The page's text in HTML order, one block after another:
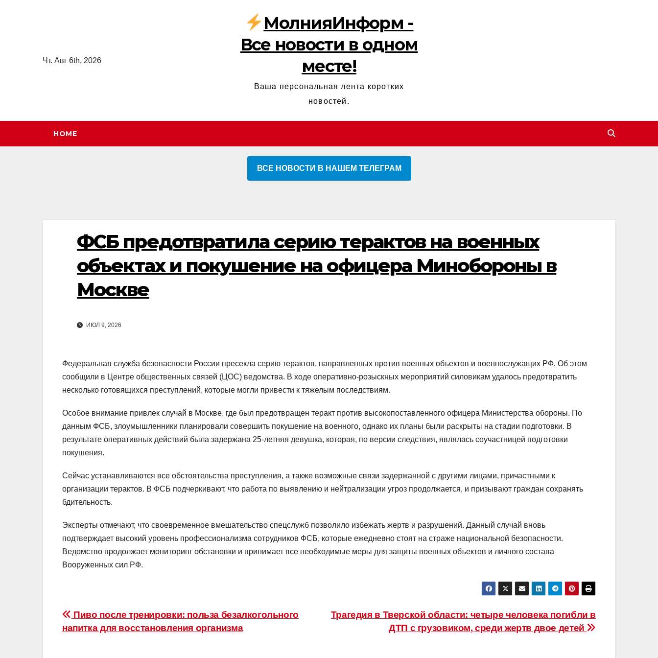
Чт. Авг 6th, 2026
МолнияИнформ -
Все новости в одном
месте!
Ваша персональная лента коротких
новостей.
HOME
ВСЕ НОВОСТИ В НАШЕМ ТЕЛЕГРАМ
ФСБ предотвратила серию терактов на военных
объектах и покушение на офицера Минобороны в
Москве
ИЮЛ 9, 2026
Федеральная служба безопасности России пресекла серию терактов, направленных против военных объектов и военнослужащих РФ. Об этом
сообщили в Центре общественных связей (ЦОС) ведомства. В ходе оперативно-розыскных мероприятий силовикам удалось предотвратить
несколько готовящихся преступлений, которые могли привести к тяжелым последствиям.
Особое внимание привлек случай в Москве, где был предотвращен теракт против высокопоставленного офицера Министерства обороны. По
данным ФСБ, злоумышленники планировали совершить покушение на военного, однако их планы были раскрыты на стадии подготовки. В
результате оперативных действий была задержана 25-летняя девушка, которая, по версии следствия, являлась соучастницей подготовки
покушения.
Сейчас устанавливаются все обстоятельства преступления, а также возможные связи задержанной с другими лицами, причастными к
организации терактов. В ФСБ подчеркивают, что работа по выявлению и нейтрализации угроз продолжается, и призывают граждан сохранять
бдительность.
Эксперты отмечают, что своевременное вмешательство спецслужб позволило избежать жертв и разрушений. Данный случай вновь
подтверждает высокий уровень профессионализма сотрудников ФСБ, которые ежедневно стоят на страже национальной безопасности.
Ведомство продолжает мониторинг обстановки и принимает все необходимые меры для защиты военных объектов и личного состава
Вооруженных сил РФ.
Навигация
по
Трагедия в Тверской области: четыре человека погибли в
ДТП с грузовиком, среди жертв двое детей
Пиво после тренировки: польза безалкогольного
напитка для восстановления организма